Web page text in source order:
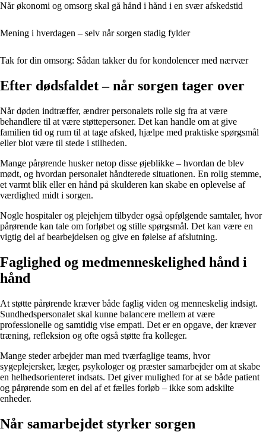
Når økonomi og omsorg skal gå hånd i hånd i en svær afskedstid
Mening i hverdagen – selv når sorgen stadig fylder
Tak for din omsorg: Sådan takker du for kondolencer med nærvær
Efter dødsfaldet – når sorgen tager over
Når døden indtræffer, ændrer personalets rolle sig fra at være
behandlere til at være støttepersoner. Det kan handle om at give
familien tid og rum til at tage afsked, hjælpe med praktiske spørgsmål
eller blot være til stede i stilheden.
Mange pårørende husker netop disse øjeblikke – hvordan de blev
mødt, og hvordan personalet håndterede situationen. En rolig stemme,
et varmt blik eller en hånd på skulderen kan skabe en oplevelse af
værdighed midt i sorgen.
Nogle hospitaler og plejehjem tilbyder også opfølgende samtaler, hvor
pårørende kan tale om forløbet og stille spørgsmål. Det kan være en
vigtig del af bearbejdelsen og give en følelse af afslutning.
Faglighed og medmenneskelighed hånd i
hånd
At støtte pårørende kræver både faglig viden og menneskelig indsigt.
Sundhedspersonalet skal kunne balancere mellem at være
professionelle og samtidig vise empati. Det er en opgave, der kræver
træning, refleksion og ofte også støtte fra kolleger.
Mange steder arbejder man med tværfaglige teams, hvor
sygeplejersker, læger, psykologer og præster samarbejder om at skabe
en helhedsorienteret indsats. Det giver mulighed for at se både patient
og pårørende som en del af et fælles forløb – ikke som adskilte
enheder.
Når samarbejdet styrker sorgen